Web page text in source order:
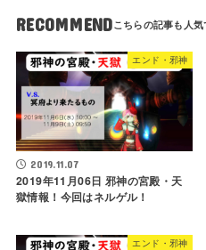
RECOMMEND
エンド・邪神
2019.11.07
2019年11月06日 邪神の宮殿・天
獄情報！今回はネルゲル！
エンド・邪神